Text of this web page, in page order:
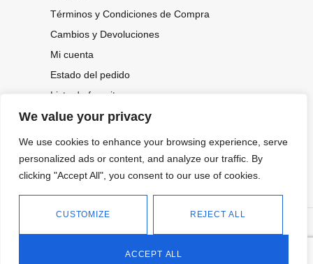
We value your privacy
We use cookies to enhance your browsing experience, serve
personalized ads or content, and analyze our traffic. By
clicking "Accept All", you consent to our use of cookies.
CUSTOMIZE REJECT ALL
ACCEPT ALL
Términos y Condiciones de Compra
Cambios y Devoluciones
Mi cuenta
Estado del pedido
Lista de favoritos
CONOCE NUESTRAS NOVEDADES,
OFERTAS...
2026.